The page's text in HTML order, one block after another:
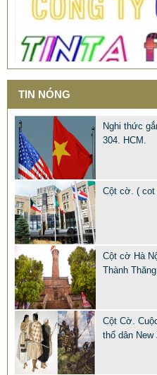
COT CO INOX TINTA. CỘT
8.900.000 VNĐ
Mã sản phẩm:
TIN NÓNG
Nghi thức
304. HCM.
Cột cờ. ( cot
Cột cờ Hà
Thành
Cột Cờ.
thổ dân New